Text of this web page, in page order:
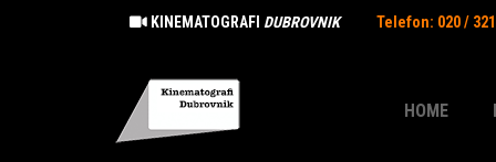
KINEMATOGRAFI DUBROVNIK Telefon: 020 /
HOME